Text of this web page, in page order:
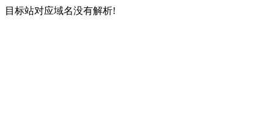
目标站对应域名没有解析!